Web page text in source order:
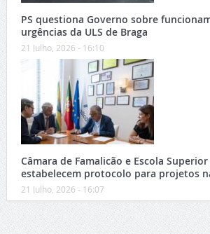
PS questiona Governo sobre
urgências da ULS de Braga
21 Julho, 2026 - 16:10
Câmara de Famalicão e Escola
estabelecem protocolo para projetos
21 Julho, 2026 - 16:07